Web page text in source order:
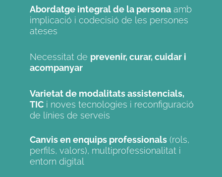
Abordatge integral de la personaamb
implicació i codecisió de les persones
ateses
Necessitat de prevenir, curar, cuidar i
acompanyar
Varietat de modalitats assistencials,
TICi noves tecnologies i reconfiguració
de línies de serveis
Canvis en enquips professionals(rols,
perfils, valors), multiprofessionalitat i
entorn digital